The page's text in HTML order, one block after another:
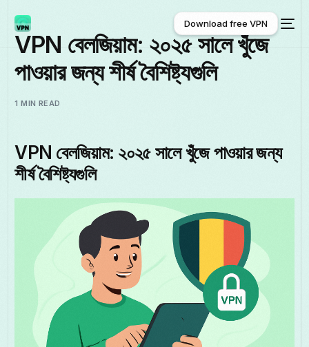
বাংলা
Download free VPN
Download free VPN
VPN বেলজিয়াম: ২০২৫ সালে খুঁজে
পাওয়ার জন্য শীর্ষ বৈশিষ্ট্যগুলি
1 MIN READ
VPN বেলজিয়াম: ২০২৫ সালে খুঁজে পাওয়ার জন্য
শীর্ষ বৈশিষ্ট্যগুলি